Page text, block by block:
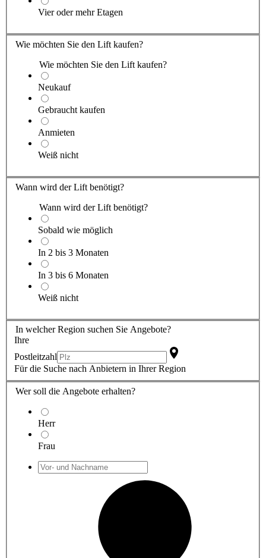
Vier oder mehr Etagen
Wie möchten Sie den Lift kaufen?
Wie möchten Sie den Lift kaufen?
Neukauf
Gebraucht kaufen
Anmieten
Weiß nicht
Wann wird der Lift benötigt?
Wann wird der Lift benötigt?
Sobald wie möglich
In 2 bis 3 Monaten
In 3 bis 6 Monaten
Weiß nicht
In welcher Region suchen Sie Angebote?
Ihre
Postleitzahl
Für die Suche nach Anbietern in Ihrer Region
Wer soll die Angebote erhalten?
Herr
Frau